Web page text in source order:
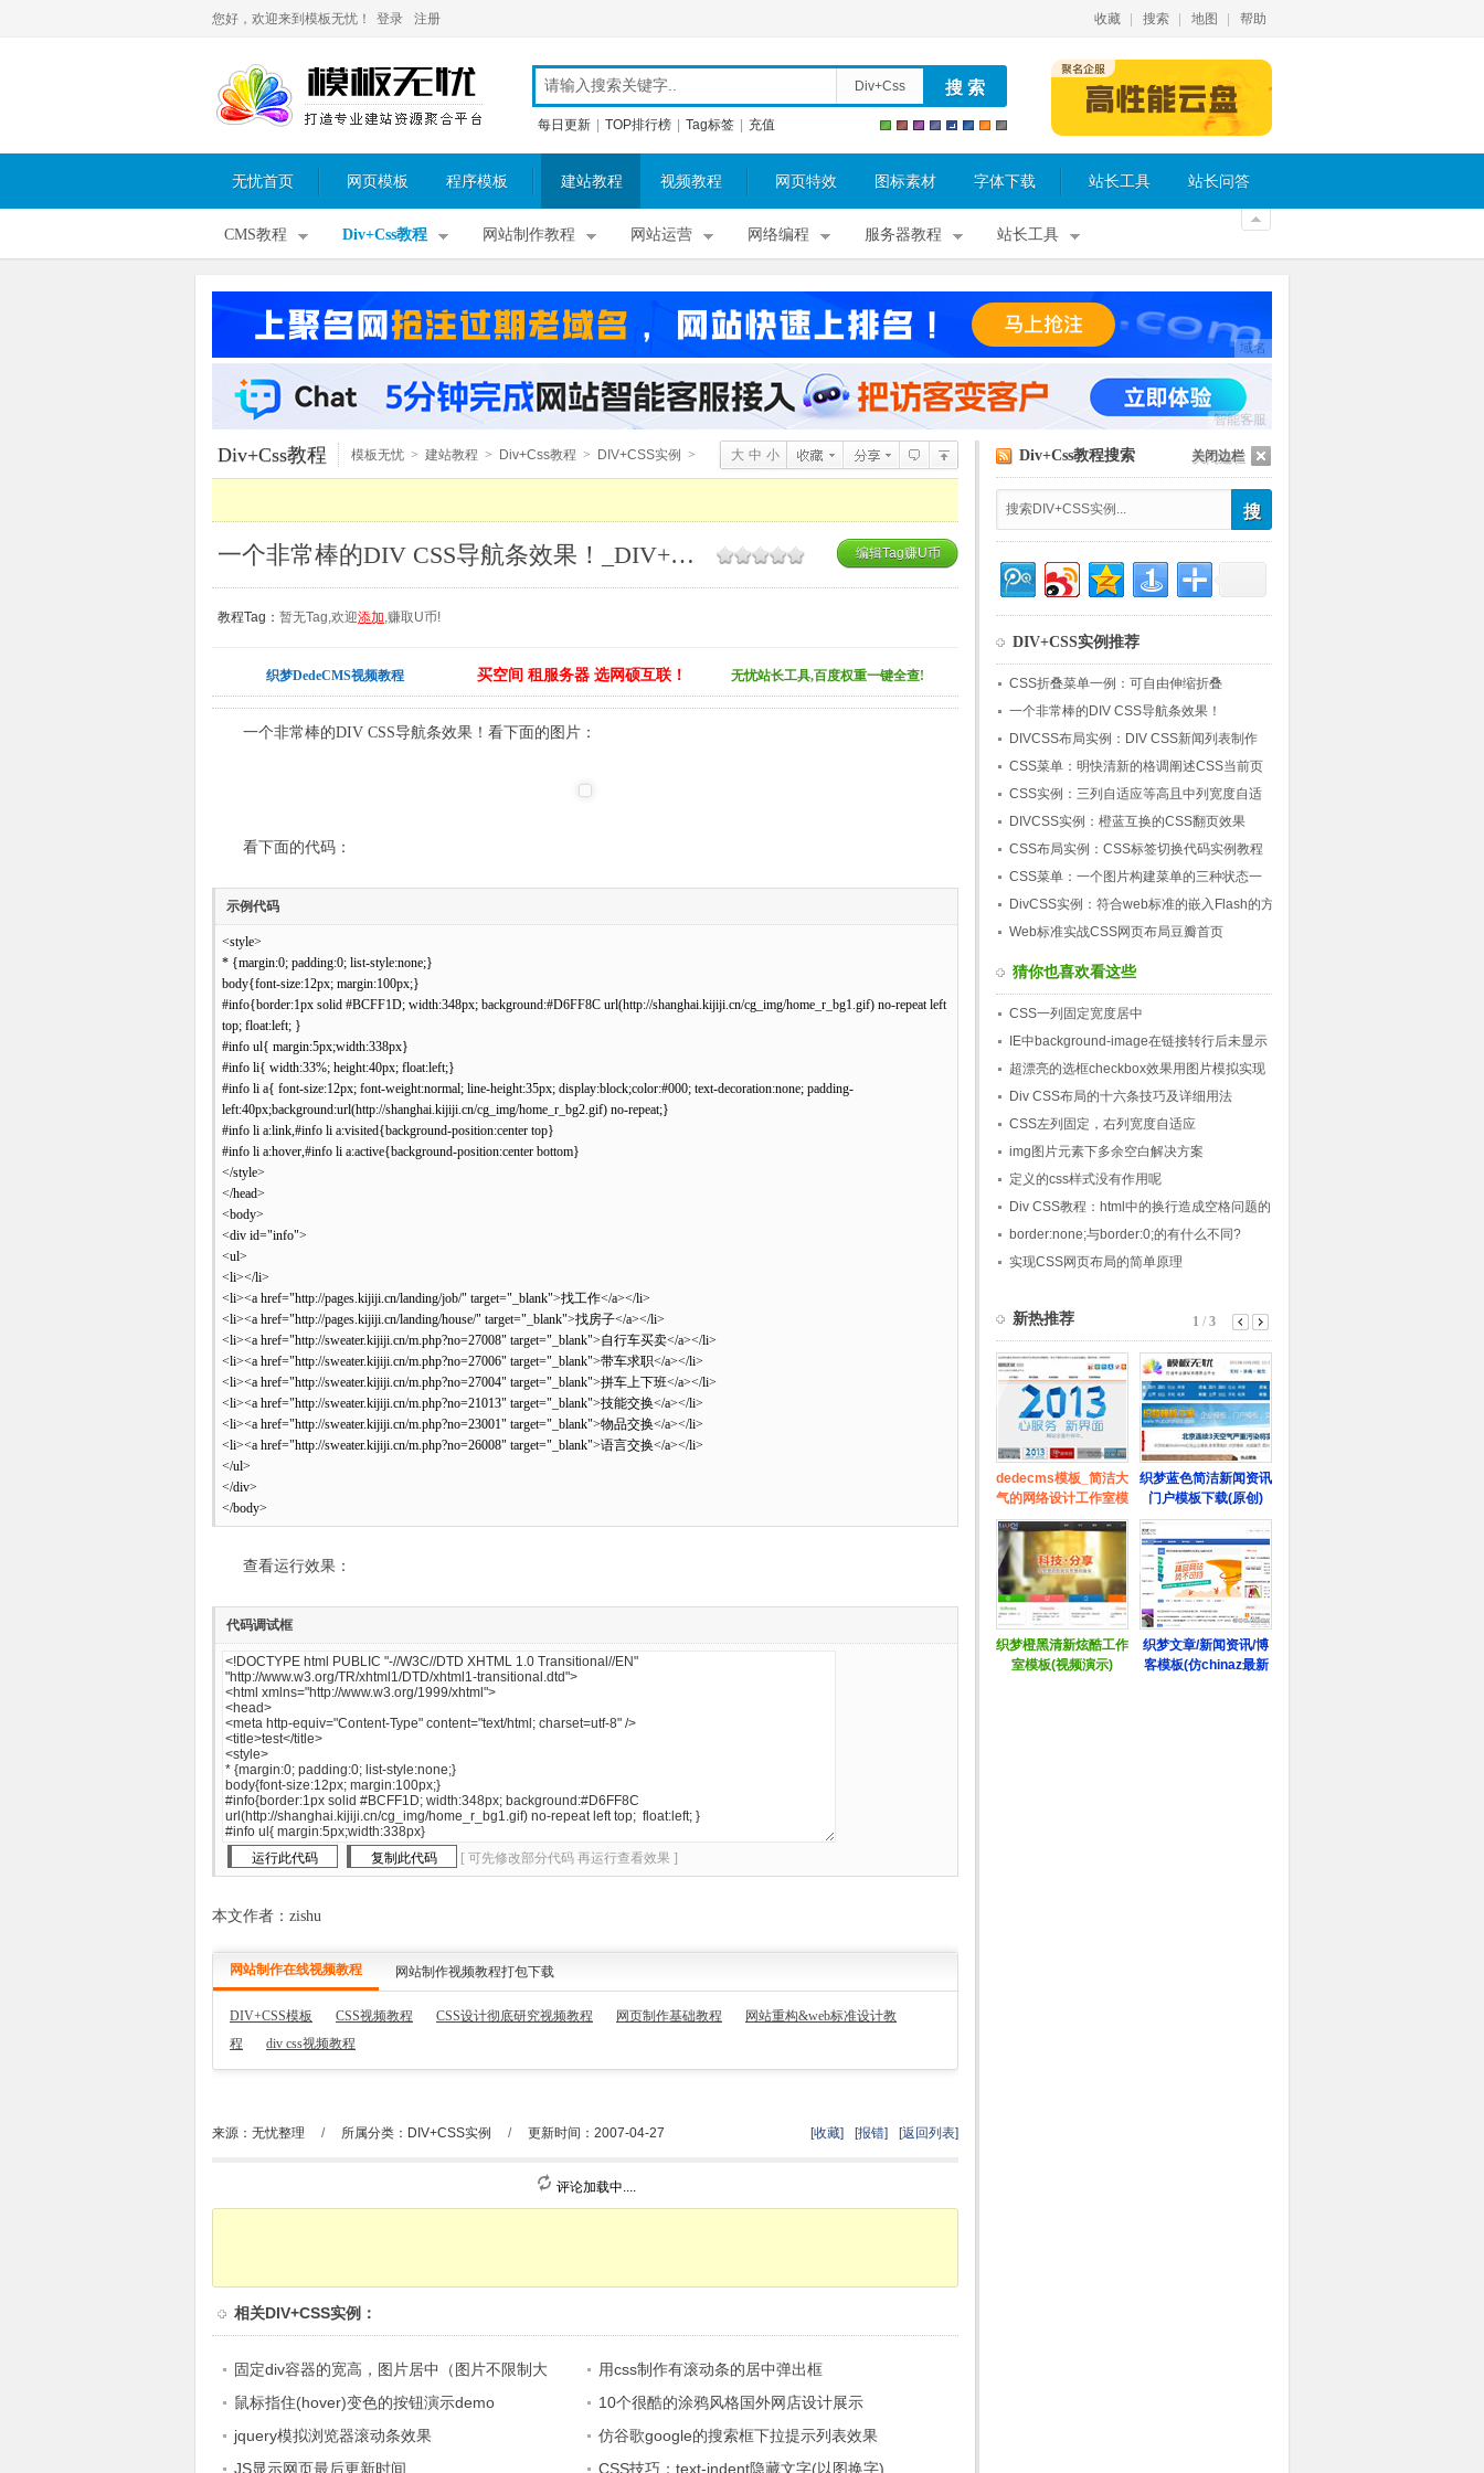
您好，欢迎来到模板无忧！ 登录 注册 收藏 搜索 地图 帮助
Div+Css
每日更新 TOP排行榜 Tag标签 充值
无忧首页 网页模板 程序模板 建站教程 视频教程 网页特效 图标素材 字体下载 站长工具 站长问答
CMS教程 Div+Css教程 网站制作教程 网站运营 网络编程 服务器教程 站长工具
域名
智能客服
关闭边栏
Div+Css教程 模板无忧 > 建站教程 > Div+Css教程 > DIV+CSS实例 > 大 中 小
一个非常棒的DIV CSS导航条效果！_DIV+CSS实例 编辑Tag赚U币
教程Tag： 暂无Tag,欢迎添加,赚取U币!
织梦DedeCMS视频教程 买空间 租服务器 选网硕互联！ 无忧站长工具,百度权重一键全查!
一个非常棒的DIV CSS导航条效果！看下面的图片：
看下面的代码：
示例代码
<style>
* {margin:0; padding:0; list-style:none;}
body{font-size:12px; margin:100px;}
#info{border:1px solid #BCFF1D; width:348px; background:#D6FF8C url(http://shanghai.kijiji.cn/cg_img/home_r_bg1.gif) no-repeat left
top; float:left; }
#info ul{ margin:5px;width:338px}
#info li{ width:33%; height:40px; float:left;}
#info li a{ font-size:12px; font-weight:normal; line-height:35px; display:block;color:#000; text-decoration:none; padding-
left:40px;background:url(http://shanghai.kijiji.cn/cg_img/home_r_bg2.gif) no-repeat;}
#info li a:link,#info li a:visited{background-position:center top}
#info li a:hover,#info li a:active{background-position:center bottom}
</style>
</head>
<body>
<div id="info">
<ul>
<li></li>
<li><a href="http://pages.kijiji.cn/landing/job/" target="_blank">找工作</a></li>
<li><a href="http://pages.kijiji.cn/landing/house/" target="_blank">找房子</a></li>
<li><a href="http://sweater.kijiji.cn/m.php?no=27008" target="_blank">自行车买卖</a></li>
<li><a href="http://sweater.kijiji.cn/m.php?no=27006" target="_blank">带车求职</a></li>
<li><a href="http://sweater.kijiji.cn/m.php?no=27004" target="_blank">拼车上下班</a></li>
<li><a href="http://sweater.kijiji.cn/m.php?no=21013" target="_blank">技能交换</a></li>
<li><a href="http://sweater.kijiji.cn/m.php?no=23001" target="_blank">物品交换</a></li>
<li><a href="http://sweater.kijiji.cn/m.php?no=26008" target="_blank">语言交换</a></li>
</ul>
</div>
</body>
查看运行效果：
代码调试框
[ 可先修改部分代码 再运行查看效果 ]
本文作者：zishu
网站制作在线视频教程 网站制作视频教程打包下载
DIV+CSS模板 CSS视频教程 CSS设计彻底研究视频教程 网页制作基础教程
网站重构&web标准设计教
程
div css视频教程
来源：无忧整理 / 所属分类： DIV+CSS实例 / 更新时间：2007-04-27 [收藏] [报错] [返回列表]
评论加载中....
相关DIV+CSS实例 ：
固定div容器的宽高，图片居中（图片不限制大
小）
用css制作有滚动条的居中弹出框
鼠标指住(hover)变色的按钮演示demo
10个很酷的涂鸦风格国外网店设计展示
jquery模拟浏览器滚动条效果
仿谷歌google的搜索框下拉提示列表效果
JS显示网页最后更新时间
CSS技巧：text-indent隐藏文字(以图换字)
Div+Css教程搜索
DIV+CSS实例推荐
CSS折叠菜单一例：可自由伸缩折叠
一个非常棒的DIV CSS导航条效果！
DIVCSS布局实例：DIV CSS新闻列表制作
CSS菜单：明快清新的格调阐述CSS当前页
效果的实现
CSS实例：三列自适应等高且中列宽度自适
应
DIVCSS实例：橙蓝互换的CSS翻页效果
CSS布局实例：CSS标签切换代码实例教程
CSS菜单：一个图片构建菜单的三种状态一
例！
DivCSS实例：符合web标准的嵌入Flash的方
法-JS调用
Web标准实战CSS网页布局豆瓣首页
猜你也喜欢看这些
CSS一列固定宽度居中
IE中background-image在链接转行后未显示
的现象
超漂亮的选框checkbox效果用图片模拟实现
Div CSS布局的十六条技巧及详细用法
CSS左列固定，右列宽度自适应
img图片元素下多余空白解决方案
定义的css样式没有作用呢
Div CSS教程：html中的换行造成空格问题的
探讨
border:none;与border:0;的有什么不同?
实现CSS网页布局的简单原理